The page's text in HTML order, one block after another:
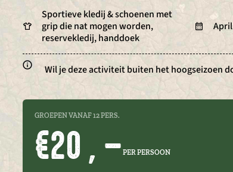
Sportieve kledij & schoenen met
grip die nat mogen worden,
reservekledij, handdoek
Wil je deze activiteit buiten het hoogseizoen
GROEPEN VANAF 12 PERS.
€20 , – PER PERSOON